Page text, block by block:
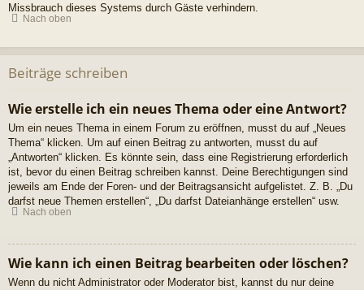
Missbrauch dieses Systems durch Gäste verhindern.
Nach oben
Beiträge schreiben
Wie erstelle ich ein neues Thema oder eine Antwort?
Um ein neues Thema in einem Forum zu eröffnen, musst du auf „Neues
Thema“ klicken. Um auf einen Beitrag zu antworten, musst du auf
„Antworten“ klicken. Es könnte sein, dass eine Registrierung erforderlich
ist, bevor du einen Beitrag schreiben kannst. Deine Berechtigungen sind
jeweils am Ende der Foren- und der Beitragsansicht aufgelistet. Z. B. „Du
darfst neue Themen erstellen“, „Du darfst Dateianhänge erstellen“ usw.
Nach oben
Wie kann ich einen Beitrag bearbeiten oder löschen?
Wenn du nicht Administrator oder Moderator bist, kannst du nur deine